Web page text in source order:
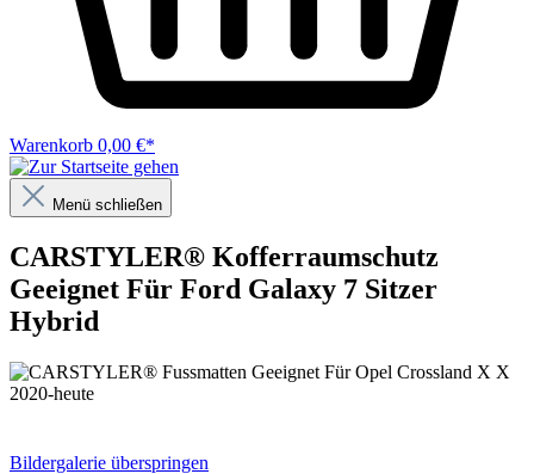
Warenkorb 0,00 €*
Menü schließen
CARSTYLER® Kofferraumschutz
Geeignet Für Ford Galaxy 7 Sitzer
Hybrid
Bildergalerie überspringen